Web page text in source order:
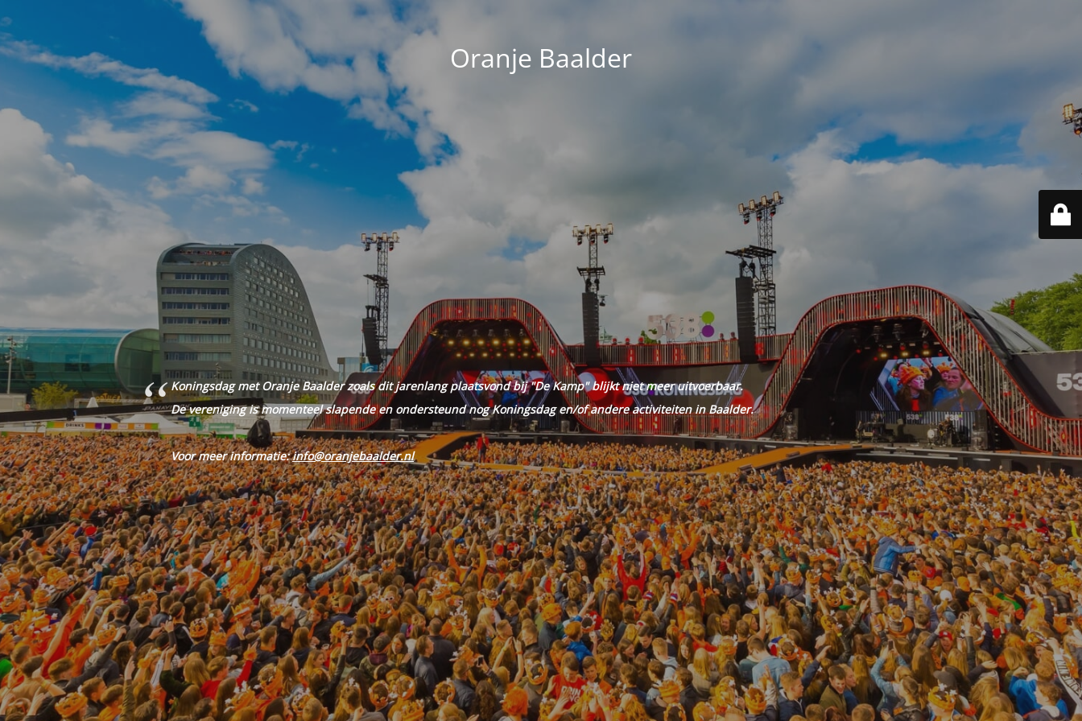
Oranje Baalder
Koningsdag met Oranje Baalder zoals dit jarenlang plaatsvond bij "De Kamp" blijkt niet meer uitvoerbaar.
De vereniging is momenteel slapende en ondersteund nog Koningsdag en/of andere activiteiten in Baalder.
Voor meer informatie:info@oranjebaalder.nl